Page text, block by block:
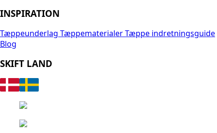
INSPIRATION
Tæppeunderlag TæppematerialerTæppe indretningsguide
Blog
SKIFT LAND